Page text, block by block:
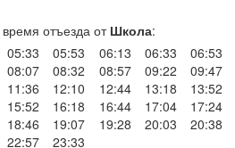
время отъезда от Школа:
05:33
05:53 06:13 06:33 06:53
08:07
08:32 08:57 09:22 09:47
11:36
12:10 12:44 13:18 13:52
15:52
16:18 16:44 17:04 17:24
18:46
19:07 19:28 20:03 20:38
22:57
23:33